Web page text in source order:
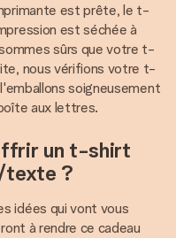
est prête, le t-
est séchée à
sûrs que votre t-
nous vérifions votre t-
soigneusement
aux lettres.
un t-shirt
texte ?
idées qui vont vous
à rendre ce cadeau